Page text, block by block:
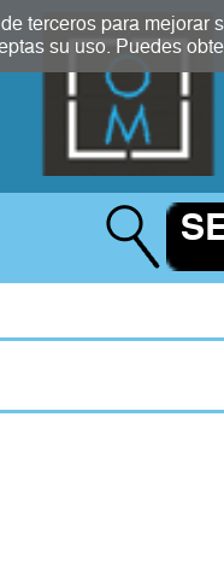
terceros para
su uso. Puedes